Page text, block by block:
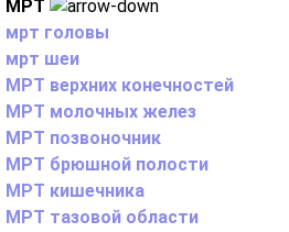
МРТ
мрт головы
мрт шеи
МРТ верхних конечностей
МРТ молочных желез
МРТ позвоночник
МРТ брюшной полости
МРТ кишечника
МРТ тазовой области